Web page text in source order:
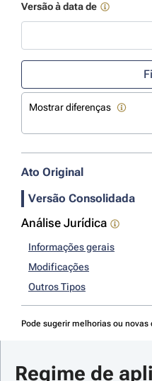
Versão à data de
Use a tecla de seta para
Mostrar diferenças
Ato Original
Versão Consolidada
Análise Jurídica
Informações gerais
Modificações
Outros Tipos
Pode sugerir melhorias ou novas
Regime de